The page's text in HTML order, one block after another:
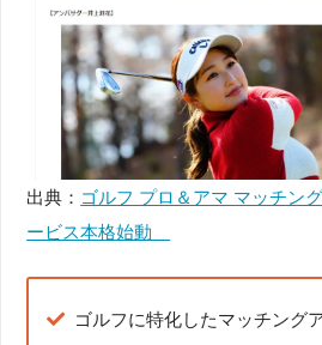
出典： ゴルフ プロ＆アマ マッチン
ービス本格始動
ゴルフに特化したマッチング